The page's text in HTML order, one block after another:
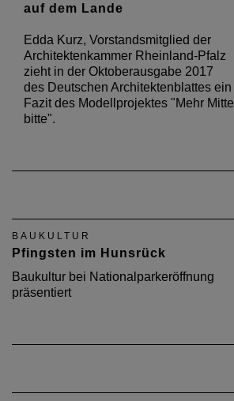
auf dem Lande
Edda Kurz, Vorstandsmitglied der
Architektenkammer Rheinland-Pfalz
zieht in der Oktoberausgabe 2017
des Deutschen Architektenblattes ein
Fazit des Modellprojektes "Mehr Mitte
bitte".
BAUKULTUR
Pfingsten im Hunsrück
Baukultur bei Nationalparkeröffnung
präsentiert